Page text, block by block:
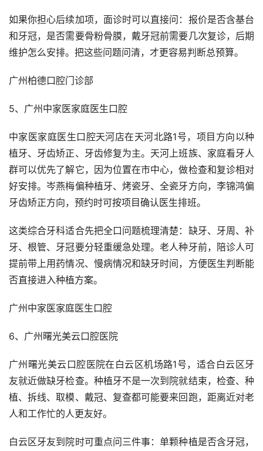
如果你担心后续加项，面诊时可以直接问：报价是否含基台
和牙冠，是否需要骨粉骨膜，戴牙冠前需要几次复诊，后期
维护怎么安排。把这些问题问清，才更容易判断总预算。
广州柏德口腔门诊部
5、广州中家医家庭医生口腔
中家医家庭医生口腔天河店在天河北路1号，项目方向以种
植牙、牙齿矫正、牙齿修复为主。天河上班族、家庭看牙人
群可以优先了解它，因为位置在市中心，做检查和复诊相对
好安排。岑燕梅偏种植牙、烤瓷牙、全瓷牙方向，李锦鸿偏
牙齿矫正方向，预约时可按项目确认医生排班。
这类综合牙科适合先把全口问题梳理清楚：缺牙、牙周、补
牙、根管、牙冠要分轻重缓急处理。老人种牙前，陪诊人可
提前带上用药情况、慢病情况和缺牙时间，方便医生判断能
否直接进入种植方案。
广州中家医家庭医生口腔
6、广州曙光美云口腔医院
广州曙光美云口腔医院在白云区机场路1号，适合白云区牙
友就近做缺牙检查。种植牙不是一次到院就结束，检查、种
植、拆线、取模、戴冠、复查都可能要来回跑，距离近对老
人和工作忙的人更友好。
白云区牙友到院时可重点问三件事：单颗种植是否含牙冠，